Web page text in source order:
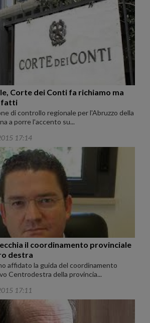
Corte dei Conti fa richiamo ma
fatti
di controllo regionale per l'Abruzzo della
a porre l'accento su...
17:14
il coordinamento provinciale
destra
affidato la guida del coordinamento
Centrodestra della provincia...
17:11